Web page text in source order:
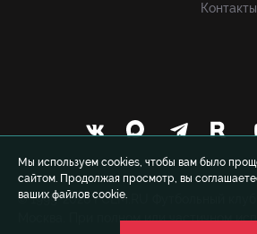
Мы используем cookies, чтобы вам было
сайтом. Продолжая просмотр, вы
ваших файлов cookie.
Контакты
© 1999-2026 FCLM.RU Футбольный клуб
Москва. При полном или частичном